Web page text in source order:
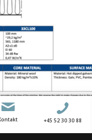
+45 52 30 30 88